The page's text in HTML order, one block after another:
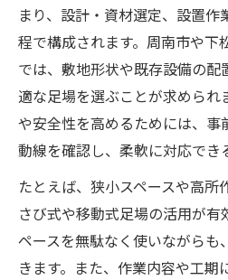
まり、設計・資材選定、設置
程で構成されます。周南市や下
では、敷地形状や既存設備の
適な足場を選ぶことが求められ
や安全性を高めるためには、事
動線を確認し、柔軟に対応でき
たとえば、狭小スペースや高所
さび式や移動式足場の活用が有
ペースを無駄なく使いながらも
きます。また、作業内容や工期